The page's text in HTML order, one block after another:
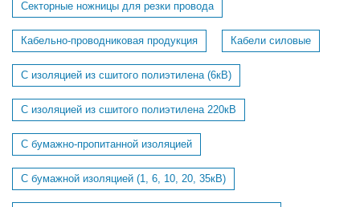
Секторные ножницы для резки провода
Кабельно-проводниковая продукция Кабели силовые
С изоляцией из сшитого полиэтилена (6кВ)
С изоляцией из сшитого полиэтилена 220кВ
С бумажно-пропитанной изоляцией
С бумажной изоляцией (1, 6, 10, 20, 35кВ)